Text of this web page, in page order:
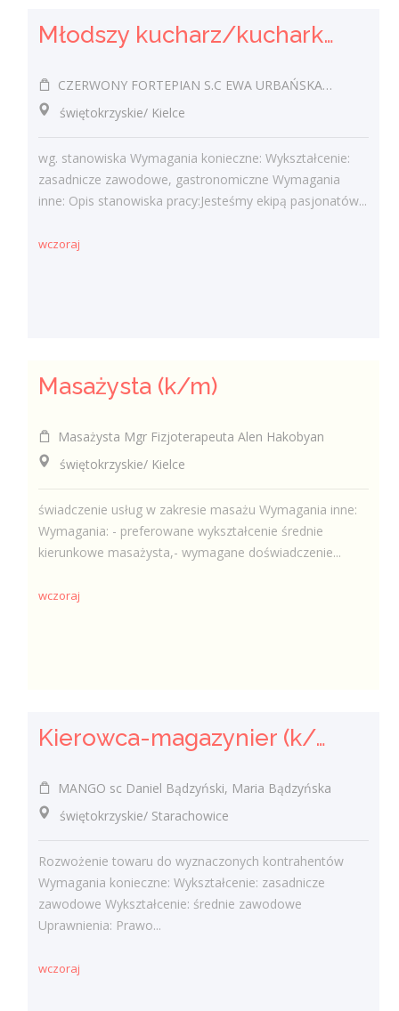
Młodszy kucharz/kucharka
CZERWONY FORTEPIAN S.C EWA URBAŃSKA-FELCZAK, ROBERT KANTOR
świętokrzyskie/ Kielce
wg. stanowiska Wymagania konieczne: Wykształcenie:
zasadnicze zawodowe, gastronomiczne Wymagania
inne: Opis stanowiska pracy:Jesteśmy ekipą pasjonatów...
wczoraj
Masażysta (k/m)
Masażysta Mgr Fizjoterapeuta Alen Hakobyan
świętokrzyskie/ Kielce
świadczenie usług w zakresie masażu Wymagania inne:
Wymagania: - preferowane wykształcenie średnie
kierunkowe masażysta,- wymagane doświadczenie...
wczoraj
Kierowca-magazynier (k/m)
MANGO sc Daniel Bądzyński, Maria Bądzyńska
świętokrzyskie/ Starachowice
Rozwożenie towaru do wyznaczonych kontrahentów
Wymagania konieczne: Wykształcenie: zasadnicze
zawodowe Wykształcenie: średnie zawodowe
Uprawnienia: Prawo...
wczoraj